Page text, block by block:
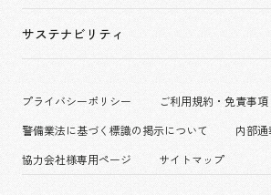
ホスピタリティ
コーポレート
コンベンション & イベント
パブリック
キャリア採用
働く環境
サステナビリティ
プライバシーポリシー
ご利用規約・免責事項
警備業法に基づく標識の掲示について
内部通
協力会社様専用ページ
サイトマップ